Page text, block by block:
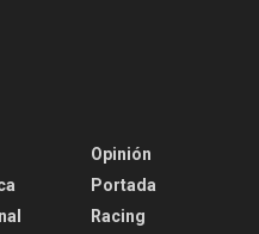
Opinión
Portada
Racing